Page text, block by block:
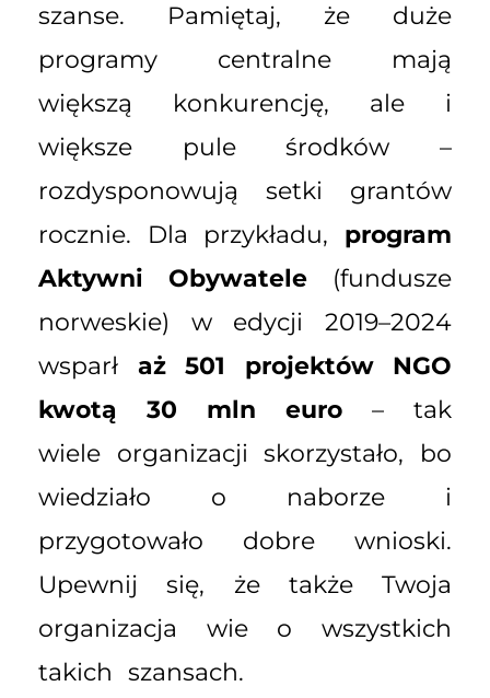
szanse. Pamiętaj, że duże
programy centralne mają
większą konkurencję, ale i
większe pule środków –
rozdysponowują setki grantów
rocznie. Dla przykładu, program
Aktywni Obywatele (fundusze
norweskie) w edycji 2019–2024
wsparł aż 501 projektów NGO
kwotą 30 mln euro – tak
wiele organizacji skorzystało, bo
wiedziało o naborze i
przygotowało dobre wnioski.
Upewnij się, że także Twoja
organizacja wie o wszystkich
takich szansach.